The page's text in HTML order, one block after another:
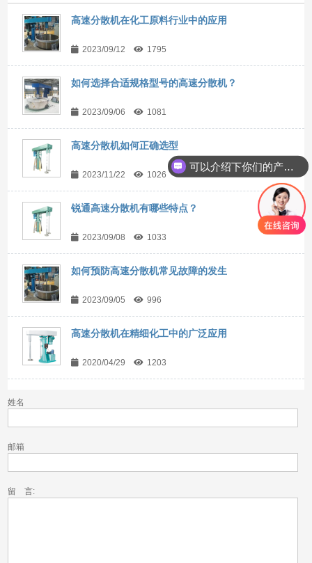
高速分散机在化工原料行业中的应用
2023/09/12 1795
如何选择合适规格型号的高速分散机？
2023/09/06 1081
高速分散机如何正确选型
2023/11/22 1026
锐通高速分散机有哪些特点？
2023/09/08 1033
如何预防高速分散机常见故障的发生
2023/09/05 996
高速分散机在精细化工中的广泛应用
2020/04/29 1203
姓名
邮箱
留 言:
可以介绍下你们的产品么？